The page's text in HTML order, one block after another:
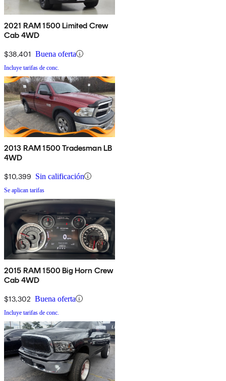
2021 RAM 1500 Limited Crew
Cab 4WD
$38,401 Buena oferta
Incluye tarifas de conc.
2013 RAM 1500 Tradesman LB
4WD
$10,399 Sin calificación
Se aplican tarifas
2015 RAM 1500 Big Horn Crew
Cab 4WD
$13,302 Buena oferta
Incluye tarifas de conc.